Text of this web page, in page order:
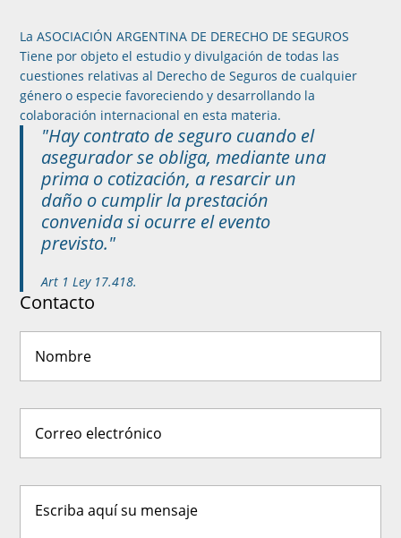
La ASOCIACIÓN ARGENTINA DE DERECHO DE SEGUROS
Tiene por objeto el estudio y divulgación de todas las
cuestiones relativas al Derecho de Seguros de cualquier
género o especie favoreciendo y desarrollando la
colaboración internacional en esta materia.
"Hay contrato de seguro cuando el
asegurador se obliga, mediante una
prima o cotización, a resarcir un
daño o cumplir la prestación
convenida si ocurre el evento
previsto."
Art 1 Ley 17.418.
Contacto